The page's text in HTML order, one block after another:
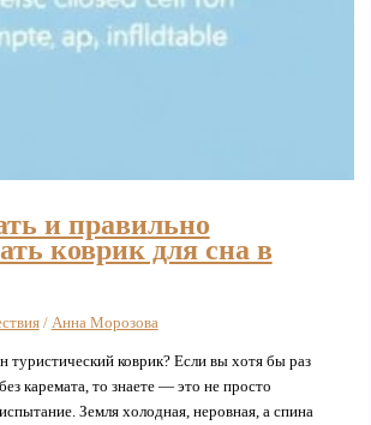
и правильно
коврик для сна в
/ Анна Морозова
туристический коврик? Если вы хотя бы раз
каремата, то знаете — это не просто
Земля холодная, неровная, а спина